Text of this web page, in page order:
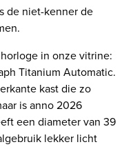
de niet-kenner de
in onze vitrine:
Titanium Automatic.
kast die zo
is anno 2026
een diameter van 39
lekker licht